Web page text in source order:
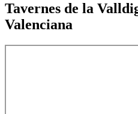
Tavernes de la
Valenciana